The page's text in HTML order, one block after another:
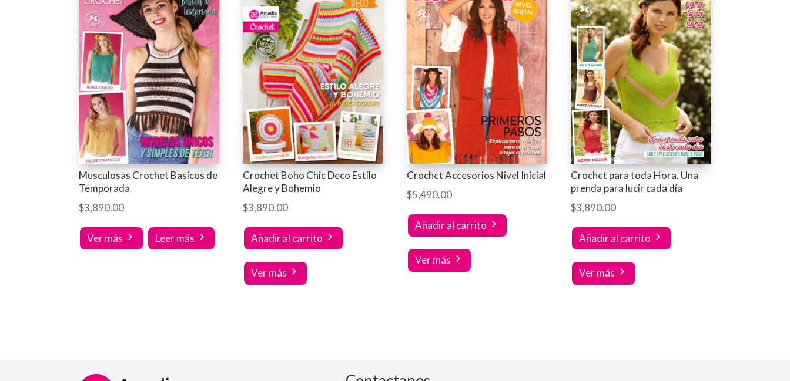
Musculosas Crochet Basicos de
Temporada
$3,890.00
Leer más
Ver más
Crochet Boho Chic Deco Estilo
Alegre y Bohemio
$3,890.00
Añadir al carrito
Ver más
Crochet Accesorios Nivel Inicial
$5,490.00
Añadir al carrito
Ver más
Crochet para toda Hora. Una
prenda para lucir cada día
$3,890.00
Añadir al carrito
Ver más